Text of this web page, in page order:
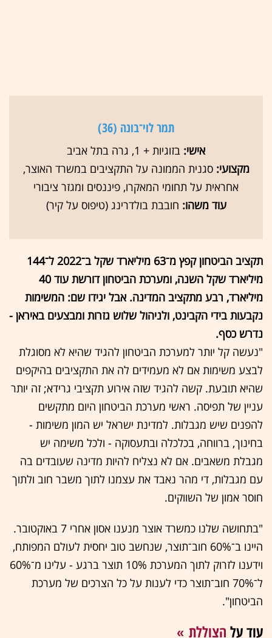
תמר לוי־בונה (36)
אישי: בזוגיות + 1, גרה בתל אביב
מקצועי:סגנית הממונה על התקציבים במשרד האוצר,
אחראית על תחומי המאקרו, פיננסים ומגזר ציבורי
עוד משהו: חובבת בולדרינג (טיפוס על קיר)
תקציב הביטחון קפץ מ־63 מיליארד שקל ב־2022 ל־144
מיליארד שקל השנה, ומערכת הביטחון דורשת עוד 40
מיליארד, רבע מתקציב המדינה. אבל יגידו שם: המשימות
נקבעות בידי הקבינט, ולניהול שלוש גזרות ומבצעים באיראן -
נדרש כסף.
"נעשה קל יותר למערכת הביטחון להגיד שהיא לא מסוגלת
לבצע משימות אם לא מעמידים לה את התקציבים בהיקפים
שהיא תובעת. קשה להגיד שזה אירוע תקציבי גרידא; זה יותר
עניין של תפיסה. ראשי מערכת הביטחון היום מתקשים
להפנים שיש מגבלות. למדינת ישראל יש המון משימות -
בחינוך, ברווחה, בכלכלה ובתעסוקה - ולכל משימה יש
מגבלת משאבים. אם לא נצליח להיות מדינה שעובדים בה
עם מגבלות, די מהר נאבד את עצמנו לתוך משבר חוב ולתוך
חוסר אמון של השווקים.
"בתחושה שלנו כמשרד אוצר מנענו אסון אחרי 7 באוקטובר.
היינו ב־60% חוב־תוצר, שנחשב טוב יחסית לעולם המפותח,
וידענו לזרוק לתוך המערכת 10% תוצר ברגע - עלינו מ־60%
ל־70% חוב־תוצר כדי לענות על כל הצרכים של מערכת
הביטחון".
עוד על הצוללת